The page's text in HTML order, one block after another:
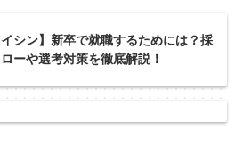
イシン】新卒で就職するためには？採
ーや選考対策を徹底解説！